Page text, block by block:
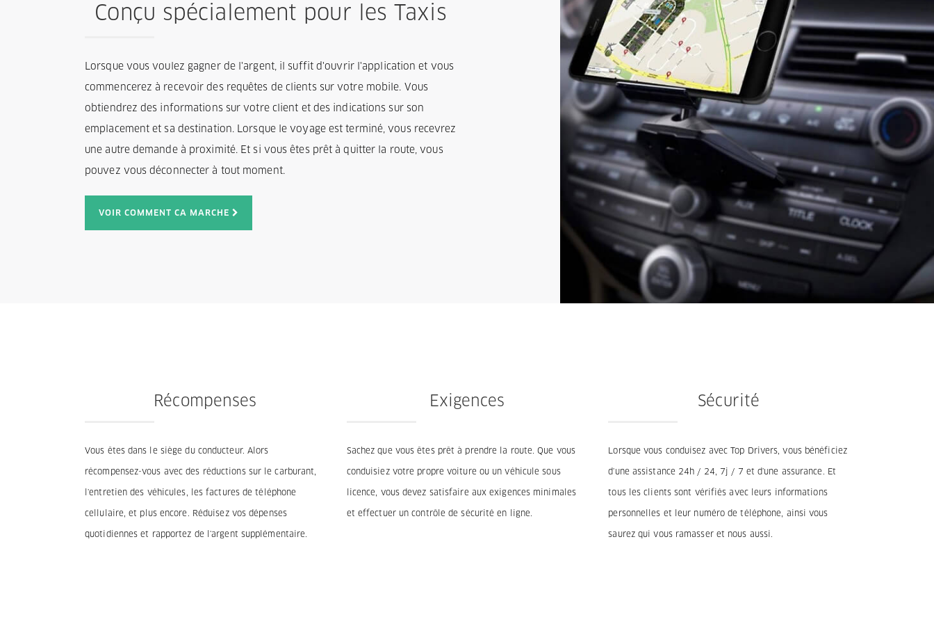
Conçu spécialement pour les Taxis
Lorsque vous voulez gagner de l'argent, il suffit d'ouvrir l'application et vous
commencerez à recevoir des requêtes de clients sur votre mobile. Vous
obtiendrez des informations sur votre client et des indications sur son
emplacement et sa destination. Lorsque le voyage est terminé, vous recevrez
une autre demande à proximité. Et si vous êtes prêt à quitter la route, vous
pouvez vous déconnecter à tout moment.
VOIR COMMENT CA MARCHE
Récompenses
Vous êtes dans le siège du conducteur. Alors
récompensez-vous avec des réductions sur le carburant,
l'entretien des véhicules, les factures de téléphone
cellulaire, et plus encore. Réduisez vos dépenses
quotidiennes et rapportez de l'argent supplémentaire.
Exigences
Sachez que vous êtes prêt à prendre la route. Que vous
conduisiez votre propre voiture ou un véhicule sous
licence, vous devez satisfaire aux exigences minimales
et effectuer un contrôle de sécurité en ligne.
Sécurité
Lorsque vous conduisez avec Top Drivers, vous bénéficiez
d'une assistance 24h / 24, 7j / 7 et d'une assurance. Et
tous les clients sont vérifiés avec leurs informations
personnelles et leur numéro de téléphone, ainsi vous
saurez qui vous ramasser et nous aussi.